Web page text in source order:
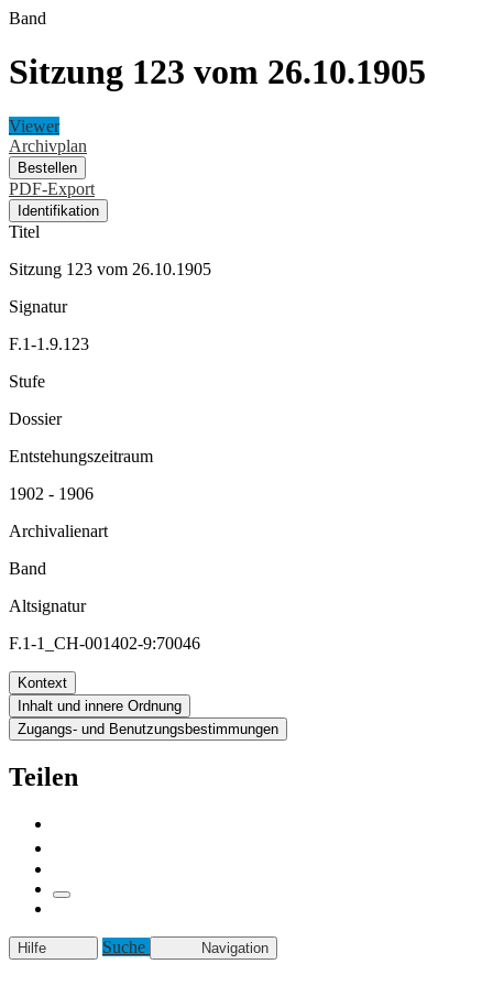
Band
Sitzung 123 vom 26.10.1905
Viewer
Archivplan
Bestellen
PDF-Export
Identifikation
Titel
Sitzung 123 vom 26.10.1905
Signatur
F.1-1.9.123
Stufe
Dossier
Entstehungszeitraum
1902 - 1906
Archivalienart
Band
Altsignatur
F.1-1_CH-001402-9:70046
Kontext
Inhalt und innere Ordnung
Zugangs- und Benutzungsbestimmungen
Teilen
Hilfe Suche Navigation